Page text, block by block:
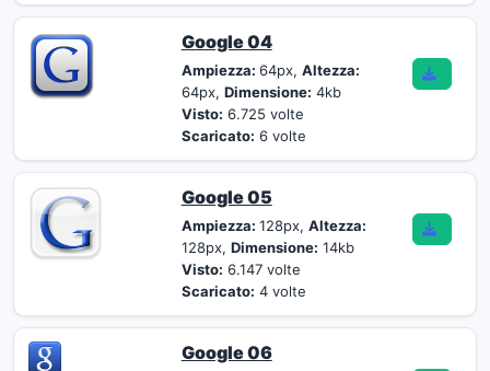
Google 04
Ampiezza: 64px, Altezza:
64px, Dimensione: 4kb
Visto: 6.725 volte
Scaricato: 6 volte
Google 05
Ampiezza: 128px, Altezza:
128px, Dimensione: 14kb
Visto: 6.147 volte
Scaricato: 4 volte
Google 06